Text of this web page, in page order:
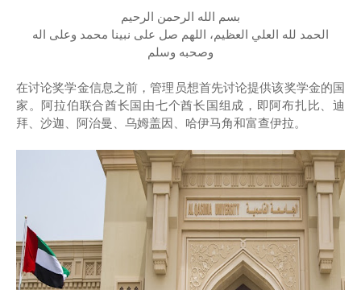
بسم الله الرحمن الرحيم
الحمد لله العلي العظيم، اللهم صل على نبينا محمد وعلى اله
وصحبه وسلم
在讨论奖学金信息之前，管理员想首先讨论提供该奖学金的国
家。阿拉伯联合酋长国由七个酋长国组成，即阿布扎比、迪
拜、沙迦、阿治曼、乌姆盖因、哈伊马角和富查伊拉。